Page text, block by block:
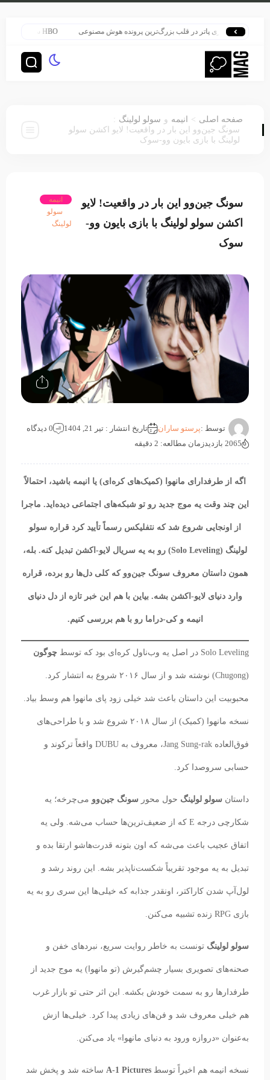
هری پاتر در قلب بزرگ‌ترین پرونده هوش مصنوعی
صفحه اصلی > انیمه و سولو لولینگ :
سونگ جین‌وو این بار در واقعیت! لایو اکشن سولو
لولینگ با بازی بایون وو-سوک
سونگ جین‌وو این بار در واقعیت! لایو
اکشن سولو لولینگ با بازی بایون وو-
سوک
انیمه
سولو
لولینگ
توسط :پرستو ساران تاریخ انتشار : تیر 21, 1404
0 دیدگاه
2065 بازدید
زمان مطالعه: 2 دقیقه
اگه از طرفدارای مانهوا (کمیک‌های کره‌ای) یا انیمه باشید، احتمالاً
این چند وقت یه موج جدید رو تو شبکه‌های اجتماعی دیده‌اید. ماجرا
از اونجایی شروع شد که نتفلیکس رسماً تأیید کرد قراره سولو
لولینگ (Solo Leveling) رو به یه سریال لایو-اکشن تبدیل کنه. بله،
همون داستان معروف سونگ جین‌وو که کلی دل‌ها رو برده، قراره
وارد دنیای لایو-اکشن بشه. بیاین با هم این خبر تازه از دل دنیای
انیمه و کی-دراما رو با هم بررسی کنیم.
Solo Leveling در اصل یه وب‌ناول کره‌ای بود که توسط چوگون
(Chugong) نوشته شد و از سال ۲۰۱۶ شروع به انتشار کرد.
محبوبیت این داستان باعث شد خیلی زود پای مانهوا هم وسط بیاد.
نسخه مانهوا (کمیک) از سال ۲۰۱۸ شروع شد و با طراحی‌های
فوق‌العاده Jang Sung-rak، معروف به DUBU واقعاً ترکوند و
حسابی سروصدا کرد.
داستان سولو لولینگ حول محور سونگ جین‌وو می‌چرخه؛ یه
شکارچی درجه E که از ضعیف‌ترین‌ها حساب می‌شه. ولی یه
اتفاق عجیب باعث می‌شه که اون بتونه قدرت‌هاشو ارتقا بده و
تبدیل به یه موجود تقریباً شکست‌ناپذیر بشه. این روند رشد و
لول‌آپ شدن کاراکتر، اونقدر جذابه که خیلی‌ها این سری رو به یه
بازی RPG زنده تشبیه می‌کنن.
سولو لولینگ تونست به خاطر روایت سریع، نبردهای خفن و
صحنه‌های تصویری بسیار چشم‌گیرش (تو مانهوا) یه موج جدید از
طرفدارها رو به سمت خودش بکشه. این اثر حتی تو بازار غرب
هم خیلی معروف شد و فن‌های زیادی پیدا کرد. خیلی‌ها ازش
به‌عنوان «دروازه ورود به دنیای مانهوا» یاد می‌کنن.
نسخه انیمه هم اخیراً توسط A-1 Pictures ساخته شد و پخش شد